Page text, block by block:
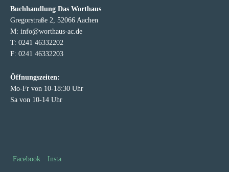
Buchhandlung Das Worthaus
Gregorstraße 2, 52066 Aachen
M: info@worthaus-ac.de
T: 0241 46332202
F: 0241 46332203
Öffnungszeiten:
Mo-Fr von 10-18:30 Uhr
Sa von 10-14 Uhr
Facebook Insta